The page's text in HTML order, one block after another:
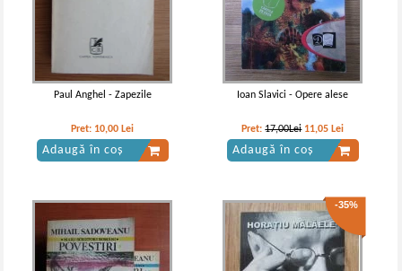
Paul Anghel - Zapezile
Pret: 10,00 Lei
Adaugă în coș
Ioan Slavici - Opere alese
Pret:17,00Lei 11,05 Lei
Adaugă în coș
-35%